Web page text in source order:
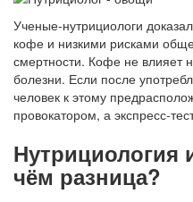
Ученые-нутрициологи
кофе и низкими рисками
смертности. Кофе не влияет
болезни. Если после
человек к этому
провокатором, а экспресс-
Нутрициология
чём разница?